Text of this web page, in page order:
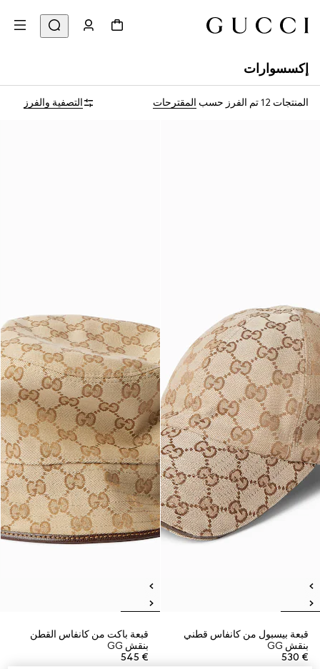
إكسسوارات
المنتجات 12 تم الفرز حسب المقترحات التصفية والفرز
قبعة بيسبول من كانفاس قطني
بنقش GG
€ 530
قبعة باكت من كانفاس القطن
بنقش GG
€ 545